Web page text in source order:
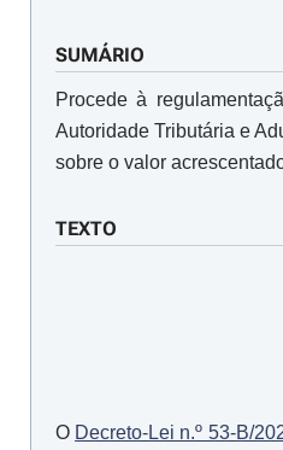
SUMÁRIO
Procede à
Autoridade Tributária e
sobre o valor
TEXTO
O Decreto-Lei n.º 53-B/